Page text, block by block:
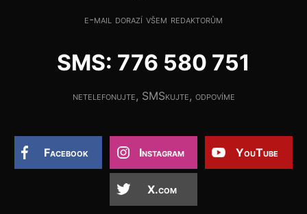
e-mail dorazí všem redaktorům
SMS: 776 580 751
netelefonujte, SMSkujte, odpovíme
Facebook Instagram YouTube
X.com